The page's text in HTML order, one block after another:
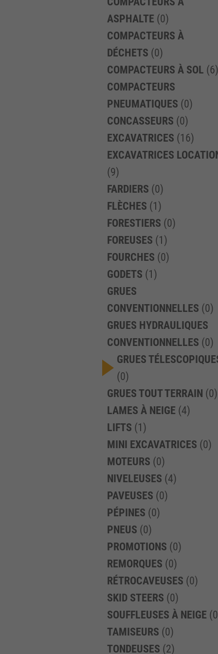
ASPHALTE (0)
COMPACTEURS À
DÉCHETS (0)
COMPACTEURS À SOL (6)
COMPACTEURS
PNEUMATIQUES (0)
CONCASSEURS (0)
EXCAVATRICES (16)
EXCAVATRICES
(9)
FARDIERS (0)
FLÈCHES (1)
FORESTIERS (0)
FOREUSES (1)
FOURCHES (0)
GODETS (1)
GRUES
CONVENTIONNELLES (0)
GRUES HYDRAULIQUES
CONVENTIONNELLES (0)
GRUES
(0)
GRUES TOUT TERRAIN (0)
LAMES À NEIGE (4)
LIFTS (1)
MINI EXCAVATRICES (0)
MOTEURS (0)
NIVELEUSES (4)
PAVEUSES (0)
PÉPINES (0)
PNEUS (0)
PROMOTIONS (0)
REMORQUES (0)
RÉTROCAVEUSES (0)
SKID STEERS (0)
SOUFFLEUSES À NEIGE
TAMISEURS (0)
TONDEUSES (2)